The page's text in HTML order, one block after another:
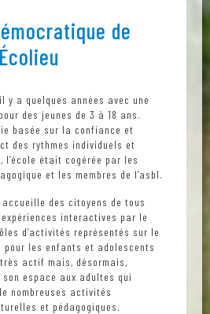
de
y a quelques années avec une
des jeunes de 3 à 18 ans.
basée sur la confiance et
des rythmes individuels et
l’école était cogérée par les
et les membres de l’asbl.
accueille des citoyens de tous
interactives par le
d’activités représentés sur le
pour les enfants et adolescents
actif mais, désormais,
son espace aux adultes qui
nombreuses activités
et pédagogiques.